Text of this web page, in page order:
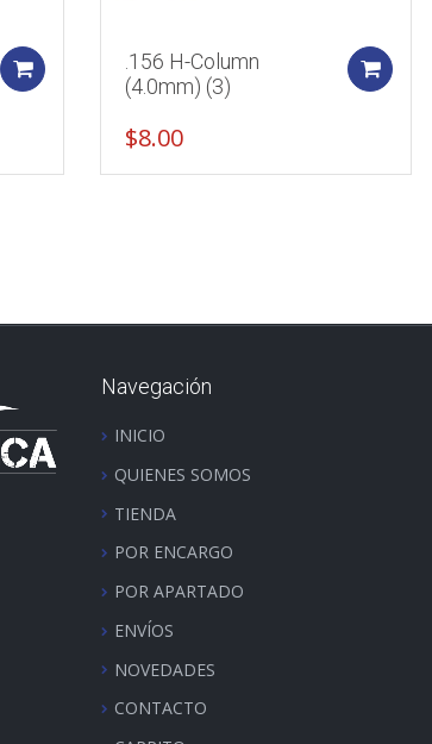
Add to cart.156 H-Column
(4.0mm) (3)
$8.00
Navegación
INICIO
QUIENES SOMOS
TIENDA
POR ENCARGO
POR APARTADO
ENVÍOS
NOVEDADES
CONTACTO